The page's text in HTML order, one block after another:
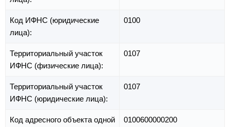
Код ИФНС (юридические
лица):
0100
Территориальный участок
ИФНС (физические лица):
0107
Территориальный участок
ИФНС (юридические лица):
0107
Код адресного объекта одной
0100600000200